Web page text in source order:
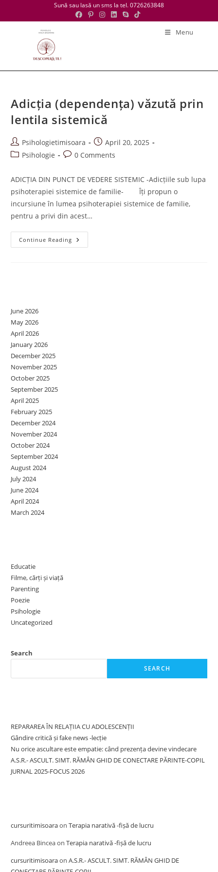
Sună sau lasă un sms la tel. 0726263848
Menu
Adicția (dependența) văzută prin
lentila sistemică
Post
author:
Psihologietimisoara
Post
published:
April 20, 2025
PostPsihologie
Post0 Comments
ADICȚIA DIN PUNCT DE VEDERE SISTEMIC -Adicțiile sub lupa
psihoterapiei sistemice de familie- Îți propun o
incursiune în lumea psihoterapiei sistemice de familie,
pentru a privi din acest…
Continue Reading Adicția
(dependența)
June 2026
May 2026
April 2026
January 2026
December 2025
November 2025
October 2025
September 2025
April 2025
February 2025
December 2024
November 2024
October 2024
September 2024
August 2024
July 2024
June 2024
April 2024
March 2024
Educatie
Filme, cărți și viață
Parenting
Poezie
Psihologie
Uncategorized
Search
SEARCH
REPARAREA ÎN RELAȚIIA CU ADOLESCENȚII
Gândire critică și fake news -lecție
Nu orice ascultare este empatie: când prezența devine vindecare
A.S.R.- ASCULT. SIMT. RĂMÂN GHID DE CONECTARE PĂRINTE-COPIL
JURNAL 2025-FOCUS 2026
cursuritimisoaraonTerapia narativă -fișă de lucru
Andreea BinceaonTerapia narativă -fișă de lucru
cursuritimisoaraonA.S.R.- ASCULT. SIMT. RĂMÂN GHID DE